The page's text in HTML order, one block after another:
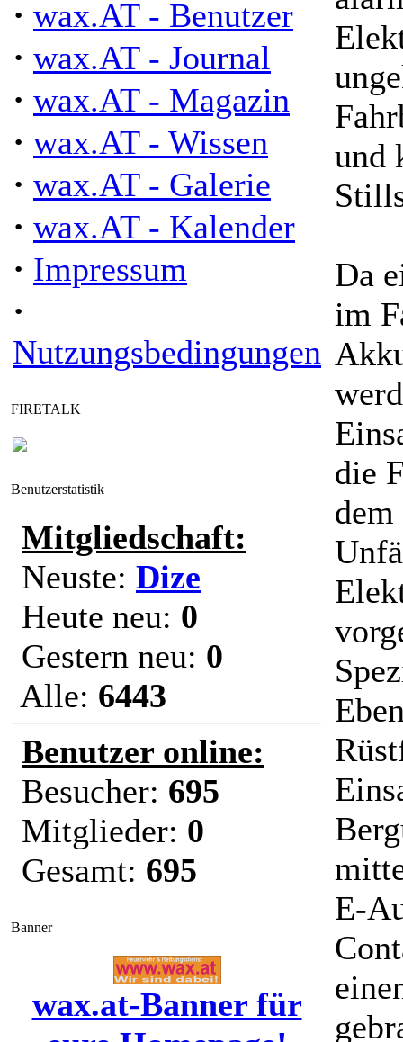
· wax.AT - Benutzer
· wax.AT - Journal
· wax.AT - Magazin
· wax.AT - Wissen
· wax.AT - Galerie
· wax.AT - Kalender
· Impressum
·
Nutzungsbedingungen
FIRETALK
Benutzerstatistik
Mitgliedschaft:
Neuste: Dize
Heute neu: 0
Gestern neu: 0
Alle: 6443
Benutzer online:
Besucher: 695
Mitglieder: 0
Gesamt: 695
Banner
wax.at-Banner für
und
Da
im
die
E-